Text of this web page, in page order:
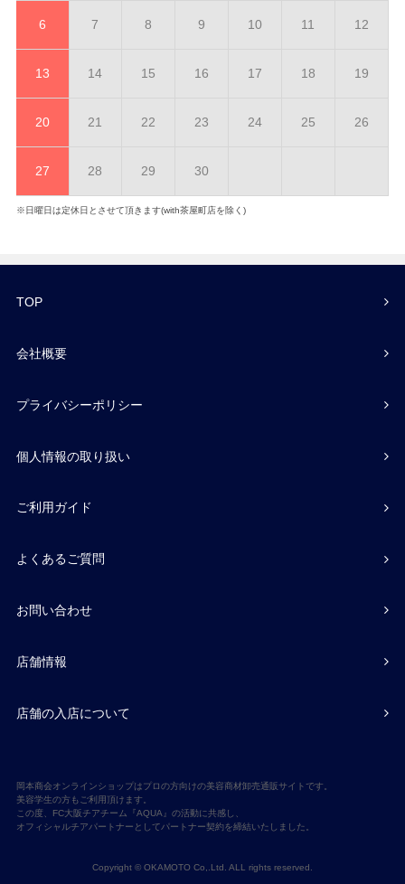
6 7 8 9 10 11 12
13 14 15 16 17 18 19
20 21 22 23 24 25 26
27 28 29 30
※日曜日は定休日とさせて頂きます(with茶屋町店を除く)
TOP
会社概要
プライバシーポリシー
個人情報の取り扱い
ご利用ガイド
よくあるご質問
お問い合わせ
店舗情報
店舗の入店について
岡本商会オンラインショップはプロの方向けの美容商材卸売通販サイトです。
美容学生の方もご利用頂けます。
この度、FC大阪チアチーム『AQUA』の活動に共感し、
オフィシャルチアパートナーとしてパートナー契約を締結いたしました。
Copyright © OKAMOTO Co,.Ltd. ALL rights reserved.